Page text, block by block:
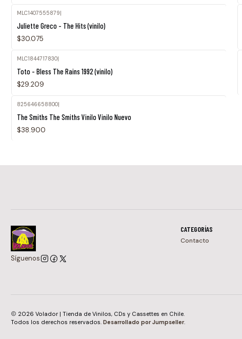
MLC1407555879|
Juliette Greco - The Hits (vinilo)
$30.075
MLC1844717830|
Toto - Bless The Rains 1992 (vinilo)
$29.209
825646658800|
The Smiths The Smiths Vinilo Vinilo Nuevo
$38.900
Síguenos
CATEGORÍAS
Contacto
2026 Volador | Tienda de Vinilos, CDs y Cassettes en Chile.
Todos los derechos reservados. Desarrollado por Jumpseller.